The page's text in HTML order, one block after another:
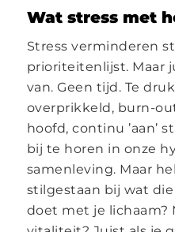
Wat stress met
Stress verminderen
prioriteitenlijst. Maar
van. Geen tijd. Te
overprikkeld, burn-
hoofd, continu ’aan’
bij te horen in onze
samenleving. Maar
stilgestaan bij wat
doet met je lichaam?